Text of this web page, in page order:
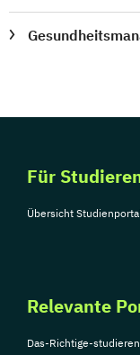
Für
Übersicht
Relevante
Das-Richtige-